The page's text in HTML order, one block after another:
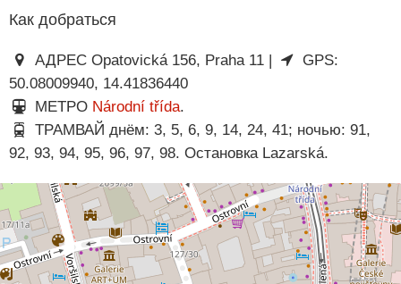
Как добраться
АДРЕС Opatovická 156, Praha 11 |
GPS:
50.08009940, 14.41836440
МЕТРО Národní třída.
ТРАМВАЙ днём: 3, 5, 6, 9, 14, 24, 41; ночью: 91,
92, 93, 94, 95, 96, 97, 98. Остановка Lazarská.